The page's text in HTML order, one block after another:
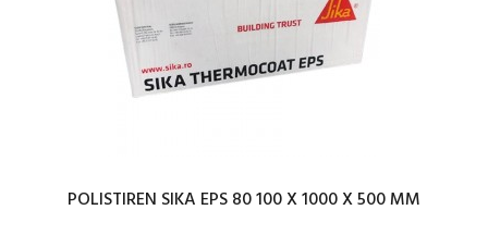
POLISTIREN SIKA EPS 80 100 X 1000 X 500 MM